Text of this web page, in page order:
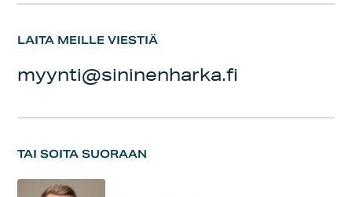
LAITA MEILLE VIESTIÄ
myynti@sininenharka.fi
TAI SOITA SUORAAN